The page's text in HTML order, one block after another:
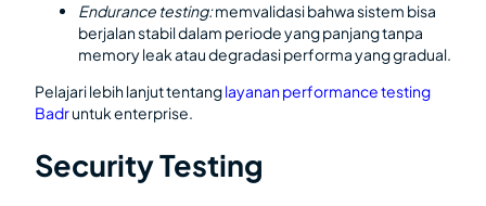
Endurance testing:memvalidasi bahwa sistem bisa
berjalan stabil dalam periode yang panjang tanpa
memory leak atau degradasi performa yang gradual.
Pelajari lebih lanjut tentanglayanan performance testing
Badruntuk enterprise.
Security Testing